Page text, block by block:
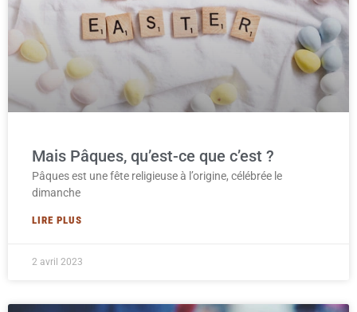
Mais Pâques, qu’est-ce que c’est ?
Pâques est une fête religieuse à l’origine, célébrée le
dimanche
LIRE PLUS
2 avril 2023